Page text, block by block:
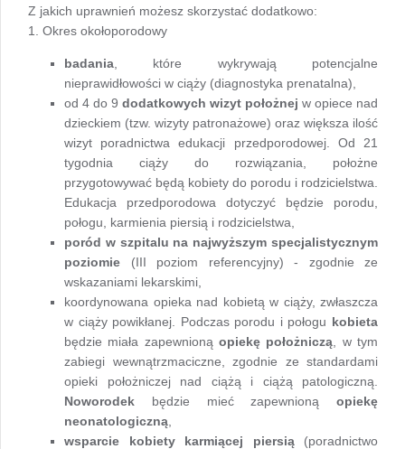
Z jakich uprawnień możesz skorzystać dodatkowo:
1. Okres okołoporodowy
badania , które wykrywają potencjalne
nieprawidłowości w ciąży (diagnostyka prenatalna),
od 4 do 9 dodatkowych wizyt położnej w opiece nad
dzieckiem (tzw. wizyty patronażowe) oraz większa ilość
wizyt poradnictwa edukacji przedporodowej. Od 21
tygodnia ciąży do rozwiązania, położne
przygotowywać będą kobiety do porodu i rodzicielstwa.
Edukacja przedporodowa dotyczyć będzie porodu,
połogu, karmienia piersią i rodzicielstwa,
poród w szpitalu na najwyższym specjalistycznym
poziomie (III poziom referencyjny) - zgodnie ze
wskazaniami lekarskimi,
koordynowana opieka nad kobietą w ciąży, zwłaszcza
w ciąży powikłanej. Podczas porodu i połogu kobieta
będzie miała zapewnioną opiekę położniczą , w tym
zabiegi wewnątrzmaciczne, zgodnie ze standardami
opieki położniczej nad ciążą i ciążą patologiczną.
Noworodek będzie mieć zapewnioną opiekę
neonatologiczną
wsparcie kobiety karmiącej piersią (poradnictwo